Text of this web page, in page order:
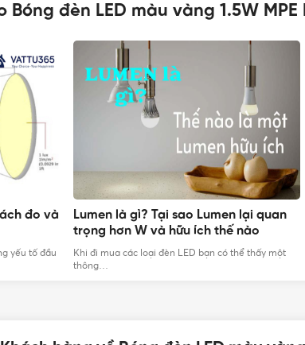
VẬT TƯ 365 - NHÀ PHÂN PHỐI
đèn LED màu vàng 1.5W MPE
đo và
yếu tố đầu
Lumen là gì? Tại sao Lumen lại quan
trọng hơn W và hữu ích thế nào
Khi đi mua các loại đèn LED bạn có thể thấy một
thông…